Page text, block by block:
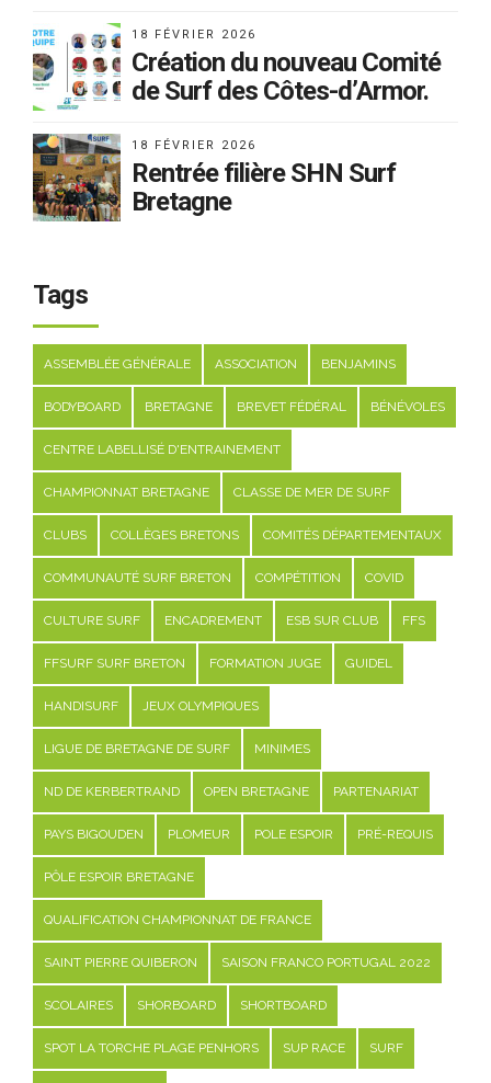
18 FÉVRIER 2026
Création du nouveau Comité
de Surf des Côtes-d’Armor.
18 FÉVRIER 2026
Rentrée filière SHN Surf
Bretagne
Tags
ASSEMBLÉE GÉNÉRALE ASSOCIATION BENJAMINS
BODYBOARD BRETAGNE BREVET FÉDÉRAL BÉNÉVOLES
CENTRE LABELLISÉ D'ENTRAINEMENT
CHAMPIONNAT BRETAGNE CLASSE DE MER DE SURF
CLUBS COLLÈGES BRETONS COMITÉS DÉPARTEMENTAUX
COMMUNAUTÉ SURF BRETON COMPÉTITION COVID
CULTURE SURF ENCADREMENT ESB SUR CLUB FFS
FFSURF SURF BRETON FORMATION JUGE GUIDEL
HANDISURF JEUX OLYMPIQUES
LIGUE DE BRETAGNE DE SURF MINIMES
ND DE KERBERTRAND OPEN BRETAGNE PARTENARIAT
PAYS BIGOUDEN PLOMEUR POLE ESPOIR PRÉ-REQUIS
PÔLE ESPOIR BRETAGNE
QUALIFICATION CHAMPIONNAT DE FRANCE
SAINT PIERRE QUIBERON SAISON FRANCO PORTUGAL 2022
SCOLAIRES SHORBOARD SHORTBOARD
SPOT LA TORCHE PLAGE PENHORS SUP RACE SURF